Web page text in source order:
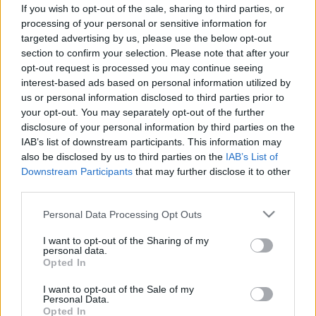
If you wish to opt-out of the sale, sharing to third parties, or
processing of your personal or sensitive information for
targeted advertising by us, please use the below opt-out
section to confirm your selection. Please note that after your
opt-out request is processed you may continue seeing
interest-based ads based on personal information utilized by
us or personal information disclosed to third parties prior to
your opt-out. You may separately opt-out of the further
disclosure of your personal information by third parties on the
IAB’s list of downstream participants. This information may
also be disclosed by us to third parties on the IAB’s List of
Downstream Participants that may further disclose it to other
Please note that this website/app uses one or more Google
not limited to your visit or usage behaviour. You may click to
grant or deny consent to Google and its third-party tags to
use your data for below specified purposes in below Google
consent section.
Personal Data Processing Opt Outs
I want to opt-out of the Sharing of my
personal data.
Opted In
I want to opt-out of the Sale of my
Personal Data.
Opted In